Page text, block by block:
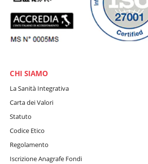
CHI SIAMO
La Sanità Integrativa
Carta dei Valori
Statuto
Codice Etico
Regolamento
Iscrizione Anagrafe Fondi